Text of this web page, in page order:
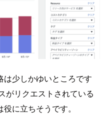
は少しかゆいところです
がリクエストされている
に立ちそうです。